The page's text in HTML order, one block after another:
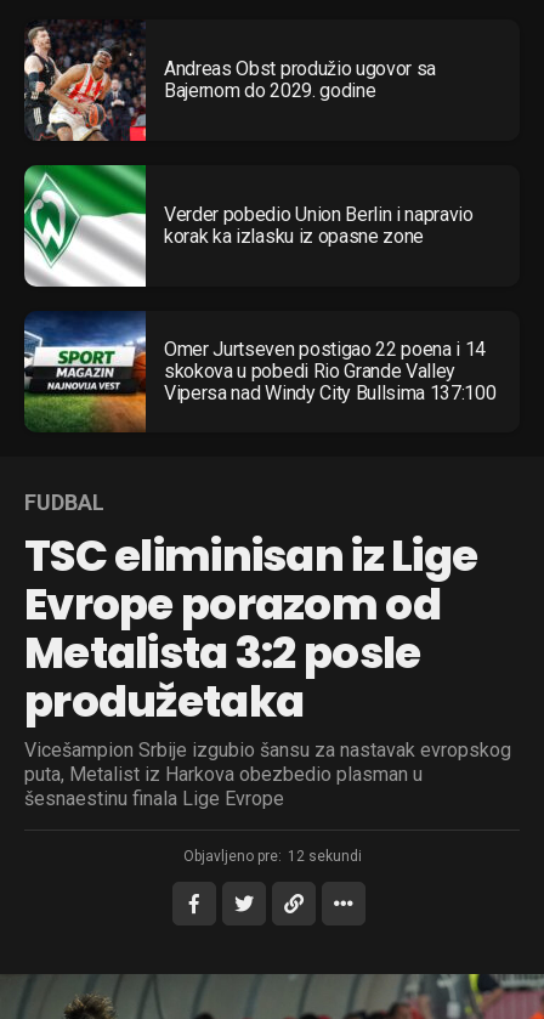
Andreas Obst produžio ugovor sa
Bajernom do 2029. godine
Verder pobedio Union Berlin i napravio
korak ka izlasku iz opasne zone
Omer Jurtseven postigao 22 poena i 14
skokova u pobedi Rio Grande Valley
Vipersa nad Windy City Bullsima 137:100
FUDBAL
TSC eliminisan iz Lige
Evrope porazom od
Metalista 3:2 posle
produžetaka
Vicešampion Srbije izgubio šansu za nastavak evropskog
puta, Metalist iz Harkova obezbedio plasman u
šesnaestinu finala Lige Evrope
Objavljeno pre: 12 sekundi